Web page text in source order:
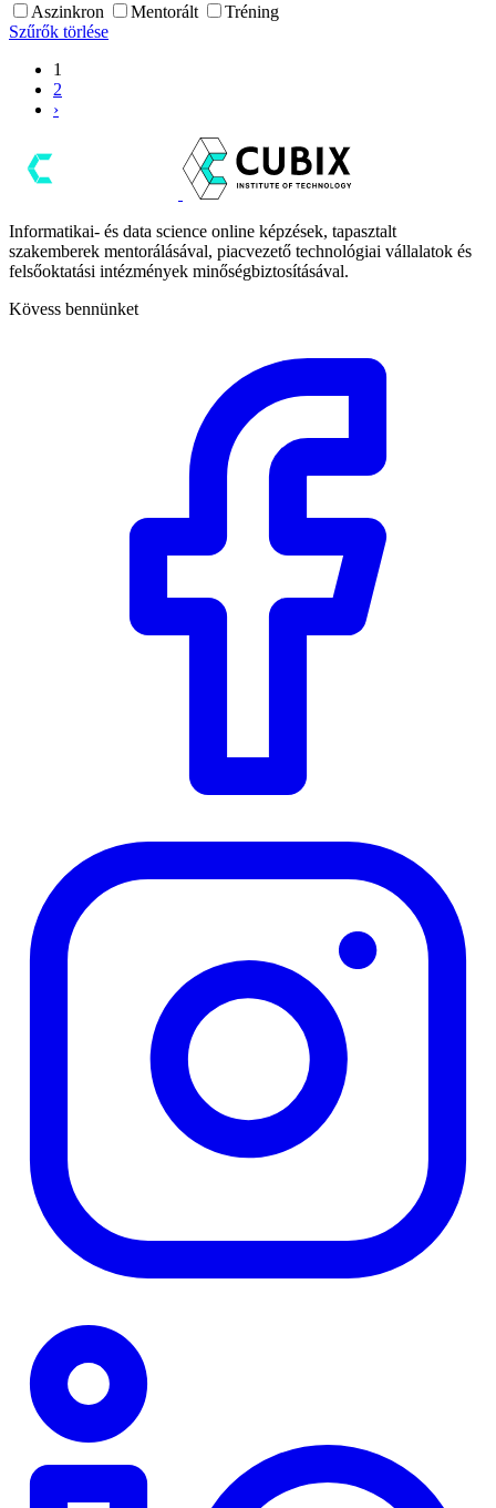
Aszinkron Mentorált
Tréning
Szűrők törlése
1
2
›
Informatikai- és data science online képzések, tapasztalt
szakemberek mentorálásával, piacvezető technológiai vállalatok és
felsőoktatási intézmények minőségbiztosításával.
Kövess bennünket